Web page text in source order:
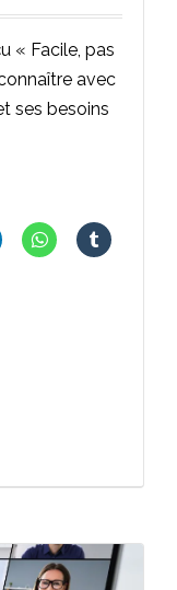
« Facile, pas
avec
ses besoins